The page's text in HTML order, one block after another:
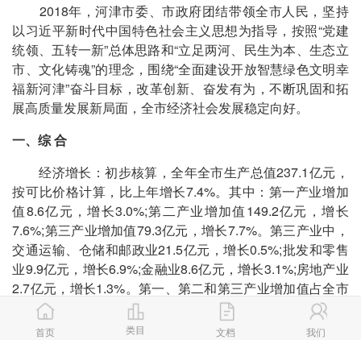
2018年，河津市委、市政府团结带领全市人民，坚持
以习近平新时代中国特色社会主义思想为指导，按照“党建
统领、五转一新”总体思路和“立足两河、民生为本、生态立
市、文化铸魂”的理念，围绕“全面建设开放智慧绿色文明幸
福新河津”奋斗目标，改革创新、奋发有为，不断巩固和拓
展高质量发展新局面，全市经济社会发展稳定向好。
一、综 合
经济增长：初步核算，全年全市生产总值237.1亿元，
按可比价格计算，比上年增长7.4%。其中：第一产业增加
值8.6亿元，增长3.0%;第二产业增加值149.2亿元，增长
7.6%;第三产业增加值79.3亿元，增长7.7%。第三产业中，
交通运输、仓储和邮政业21.5亿元，增长0.5%;批发和零售
业9.9亿元，增长6.9%;金融业8.6亿元，增长3.1%;房地产业
2.7亿元，增长1.3%。第一、第二和第三产业增加值占全市
生产总值的比重分别为3.6%、62.9%和33.5%，与上年同期
相比，一产下降0.3个百分点，二产上升1.2个百分点，三产
首页 类目 文档 我们